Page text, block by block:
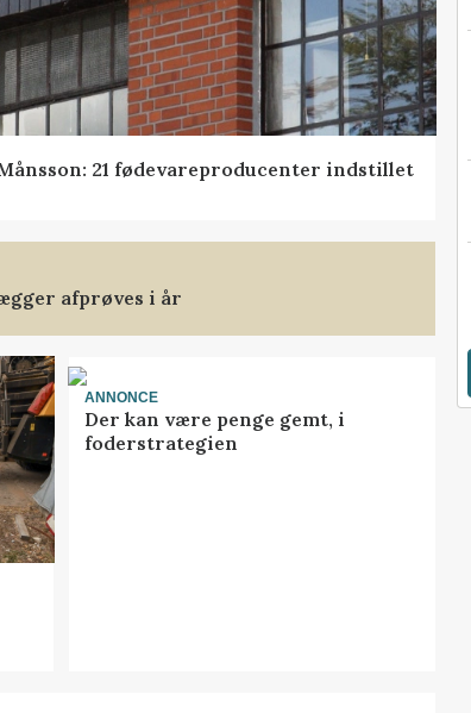
21 fødevareproducenter indstillet
afprøves i år
ANNONCE
Der kan være penge gemt, i
foderstrategien